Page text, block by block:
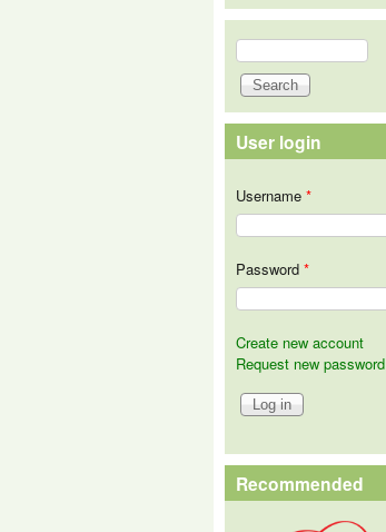
Search form
Search
User login
Username *
Password *
Create new account
Request new password
Recommended